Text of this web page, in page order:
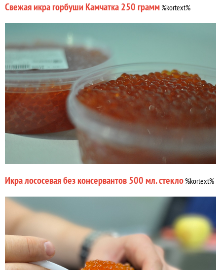
Свежая икра горбуши Камчатка 250 грамм %kortext%
Икра лососевая без консервантов 500 мл. стекло %kortext%